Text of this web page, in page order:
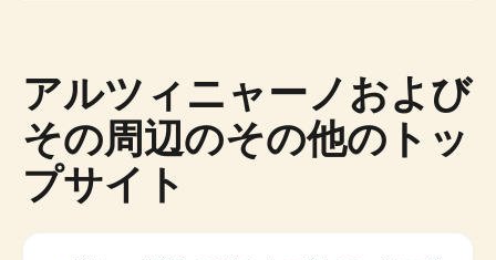
アルツィニャーノおよび
その周辺のその他のトッ
プサイト